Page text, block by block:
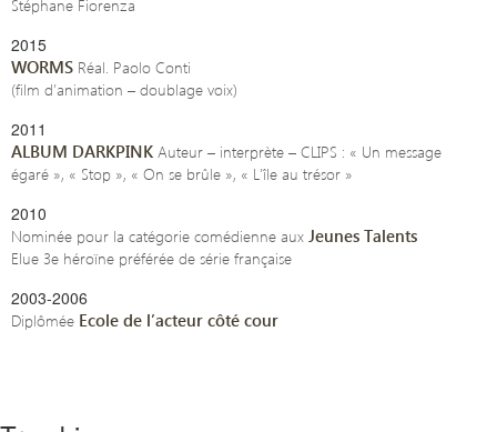
Stéphane Fiorenza
2015
WORMS Réal. Paolo Conti
(film d’animation – doublage voix)
2011
ALBUM DARKPINK Auteur – interprète – CLIPS : « Un message
égaré », « Stop », « On se brûle », « L’île au trésor »
2010
Nominée pour la catégorie comédienne aux Jeunes Talents
Elue 3e héroïne préférée de série française
2003-2006
Diplômée Ecole de l’acteur côté cour